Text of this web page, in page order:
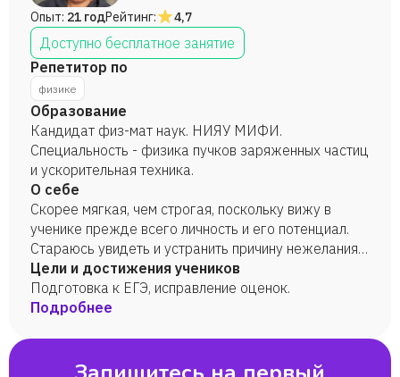
Опыт: 21 годРейтинг: 4,7
Доступно бесплатное занятие
Репетитор по
физике
Образование
Кандидат физ-мат наук. НИЯУ МИФИ.
Специальность - физика пучков заряженных частиц
и ускорительная техника.
О себе
Скорее мягкая, чем строгая, поскольку вижу в
ученике прежде всего личность и его потенциал.
Стараюсь увидеть и устранить причину нежелания
учиться, привить любовь к предмету. Умею
объяснять образно, поэтому могу работать с
учениками разного возраста. Пунктуальна. Люблю
Цели и достижения учеников
Подготовка к ЕГЭ, исправление оценок.
Подробнее